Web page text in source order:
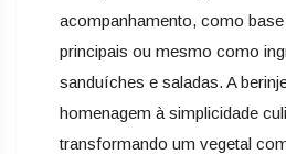
acompanhamento, como
principais ou mesmo como
sanduíches e saladas. A
homenagem à simplicidade
transformando um vegetal